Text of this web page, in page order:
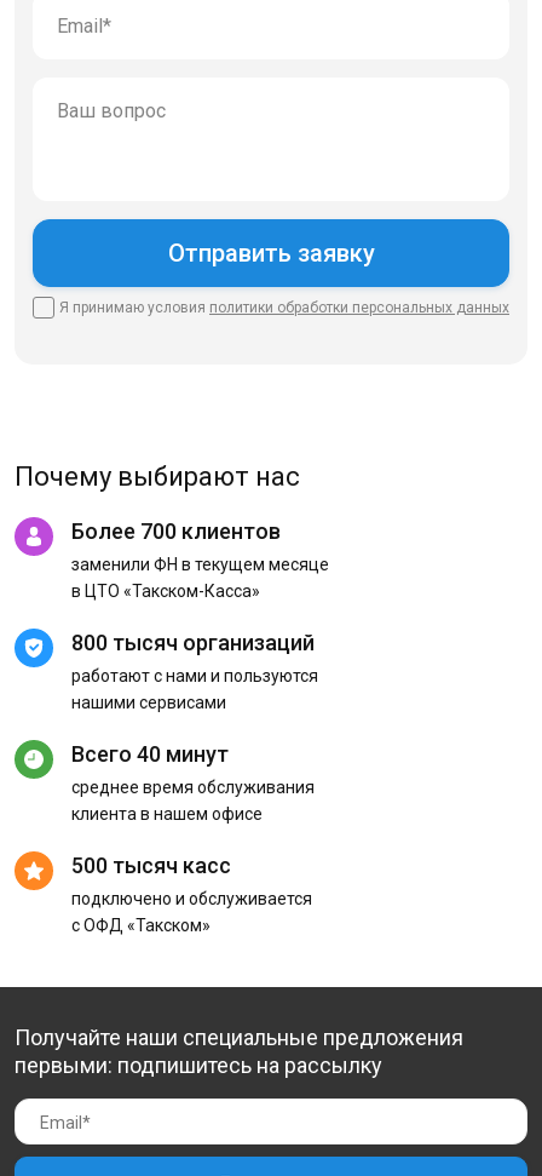
Я принимаю условия политики обработки персональных данных
Почему выбирают нас
Более 700 клиентов
заменили ФН в текущем месяце
в ЦТО «Такском-Касса»
800 тысяч организаций
работают с нами и пользуются
нашими сервисами
Всего 40 минут
среднее время обслуживания
клиента в нашем офисе
500 тысяч касс
подключено и обслуживается
с ОФД «Такском»
Получайте наши специальные предложения
первыми: подпишитесь на рассылку